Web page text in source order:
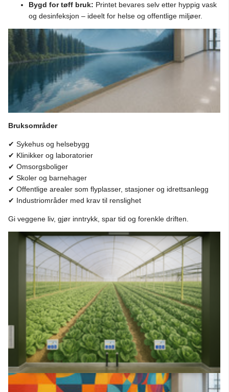
Bygd for tøff bruk: Printet bevares selv etter hyppig vask
og desinfeksjon – ideelt for helse og offentlige miljøer.
Bruksområder
✔ Sykehus og helsebygg
✔ Klinikker og laboratorier
✔ Omsorgsboliger
✔ Skoler og barnehager
✔ Offentlige arealer som flyplasser, stasjoner og idrettsanlegg
✔ Industriområder med krav til renslighet
Gi veggene liv, gjør inntrykk, spar tid og forenkle driften.